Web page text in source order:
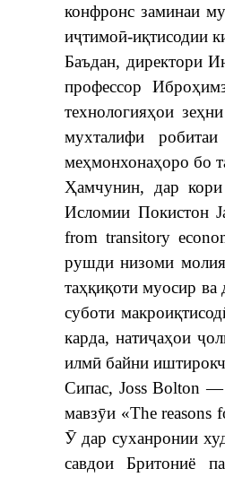
конфронс заминаи
иҷтимоӣ-иқтисодии
​Баъдан, директори
профессор
технологияҳои
мухталифи
меҳмонхонаҳоро бо
​Ҳамчунин, дар
Исломии Покистон
from transitory
рушди низоми
таҳқиқоти муосир
суботи
карда, натиҷаҳои
илмӣ байни
​Сипас, Joss Bolton —
мавзӯи «The reasons
Ӯ дар суханронии
савдои Бритониё